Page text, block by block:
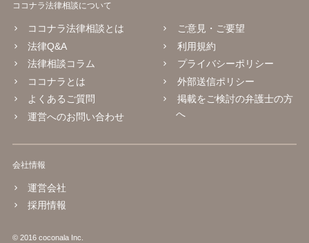
ココナラ法律相談について
ココナラ法律相談とは
法律Q&A
法律相談コラム
ココナラとは
よくあるご質問
運営へのお問い合わせ
ご意見・ご要望
利用規約
プライバシーポリシー
外部送信ポリシー
掲載をご検討の弁護士の方
へ
会社情報
運営会社
採用情報
© 2016 coconala Inc.